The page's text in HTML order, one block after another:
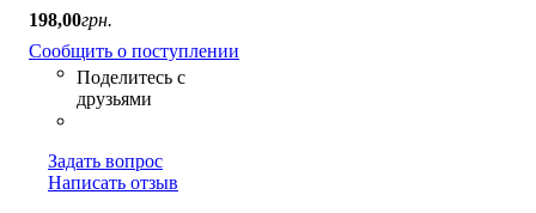
198,00грн.
Сообщить о поступлении
Задать вопрос
Написать отзыв